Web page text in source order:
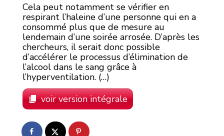
Cela peut notamment se vérifier en
respirant l’haleine d’une personne qui en a
consommé plus que de mesure au
lendemain d’une soirée arrosée. D’après les
chercheurs, il serait donc possible
d’accélérer le processus d’élimination de
l’alcool dans le sang grâce à
l’hyperventilation. (…)
voir version intégrale